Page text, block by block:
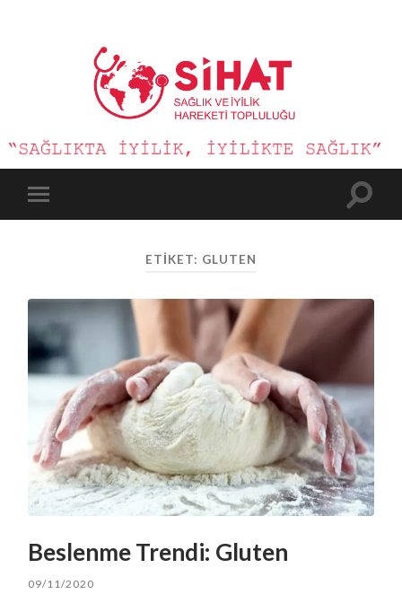
Sağlık
ve
İyilik
mobile
Toggle
ETIKET: GLUTEN
Beslenme Trendi: Gluten
09/11/2020